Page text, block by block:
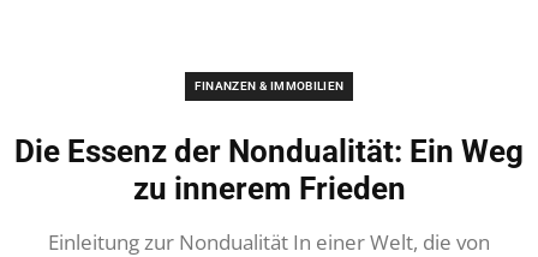
FINANZEN & IMMOBILIEN
Die Essenz der Nondualität: Ein Weg
zu innerem Frieden
Einleitung zur Nondualität In einer Welt, die von